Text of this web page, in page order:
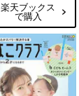
楽天ブックス
で購入